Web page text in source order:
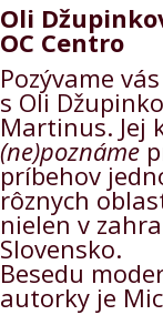
Oli
OC Centro
Pozývame
s Oli
Martinus. Jej
(ne)poznáme
príbehov
rôznych
nielen v
Slovensko.
Besedu
autorky je